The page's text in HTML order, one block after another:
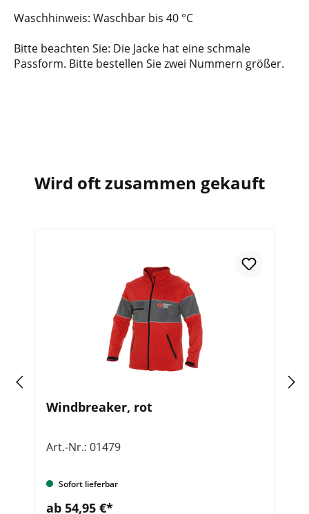
Waschhinweis: Waschbar bis 40 °C
Bitte beachten Sie: Die Jacke hat eine schmale
Passform. Bitte bestellen Sie zwei Nummern größer.
Wird oft zusammen gekauft
Windbreaker, rot
Art.-Nr.: 01479
Sofort lieferbar
ab 54,95 €*